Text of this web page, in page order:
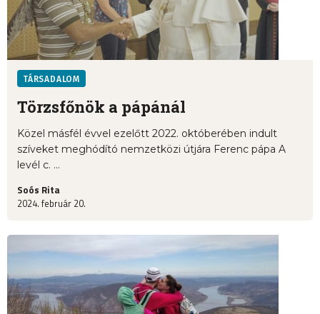
TÁRSADALOM
Törzsfőnök a pápánál
Közel másfél évvel ezelőtt 2022. októberében indult
szíveket meghódító nemzetközi útjára Ferenc pápa A
levél c. ...
Soós Rita
2024. február 20.